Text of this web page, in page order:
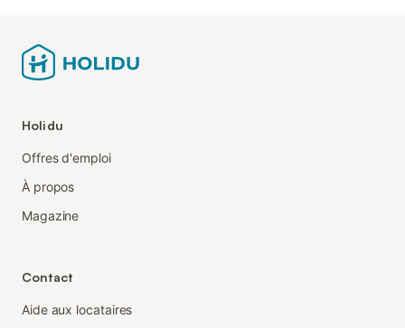
Holidu
Offres d'emploi
À propos
Magazine
Contact
Aide aux locataires